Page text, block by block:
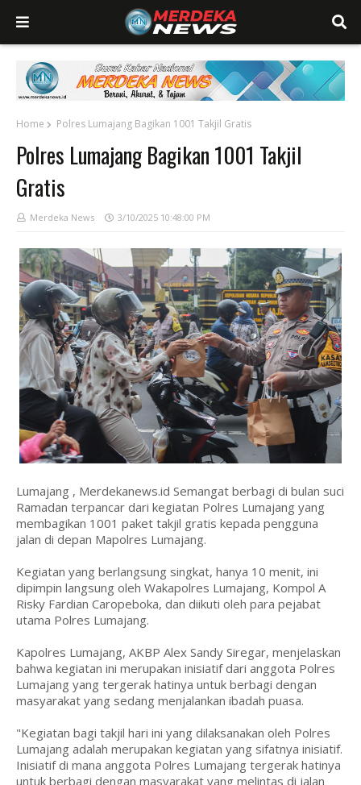
Home Polres Lumajang Bagikan 1001 Takjil Gratis
Polres Lumajang Bagikan 1001 Takjil
Gratis
Merdeka News 3/10/2025 10:48:00 PM
Lumajang , Merdekanews.id Semangat berbagi di bulan suci
Ramadan terpancar dari kegiatan Polres Lumajang yang
membagikan 1001 paket takjil gratis kepada pengguna
jalan di depan Mapolres Lumajang.
Kegiatan yang berlangsung singkat, hanya 10 menit, ini
dipimpin langsung oleh Wakapolres Lumajang, Kompol A
Risky Fardian Caropeboka, dan diikuti oleh para pejabat
utama Polres Lumajang.
Kapolres Lumajang, AKBP Alex Sandy Siregar, menjelaskan
bahwa kegiatan ini merupakan inisiatif dari anggota Polres
Lumajang yang tergerak hatinya untuk berbagi dengan
masyarakat yang sedang menjalankan ibadah puasa.
"Kegiatan bagi takjil hari ini yang dilaksanakan oleh Polres
Lumajang adalah merupakan kegiatan yang sifatnya inisiatif.
Inisiatif di mana anggota Polres Lumajang tergerak hatinya
untuk berbagi dengan masyarakat yang melintas di jalan